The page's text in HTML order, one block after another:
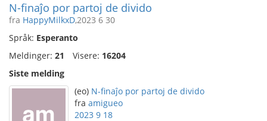
N-finaĵo por partoj de divido
fra HappyMilkxD,2023 6 30
Språk: Esperanto
Meldinger: 21 Visere: 16204
Siste melding
(eo) N-finaĵo por partoj de divido
fra amigueo
2023 9 18